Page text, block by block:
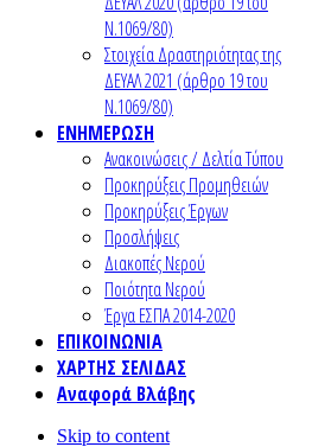
Ν.1069/80)
Στοιχεία Δραστηριότητας της
ΔΕΥΑΛ 2021 (άρθρο 19 του
Ν.1069/80)
ΕΝΗΜΕΡΩΣΗ
Ανακοινώσεις / Δελτία Τύπου
Προκηρύξεις Προμηθειών
Προκηρύξεις Έργων
Προσλήψεις
Διακοπές Νερού
Ποιότητα Νερού
Έργα ΕΣΠΑ 2014-2020
ΕΠΙΚΟΙΝΩΝΙΑ
ΧΑΡΤΗΣ ΣΕΛΙΔΑΣ
Αναφορά Βλάβης
Skip to content